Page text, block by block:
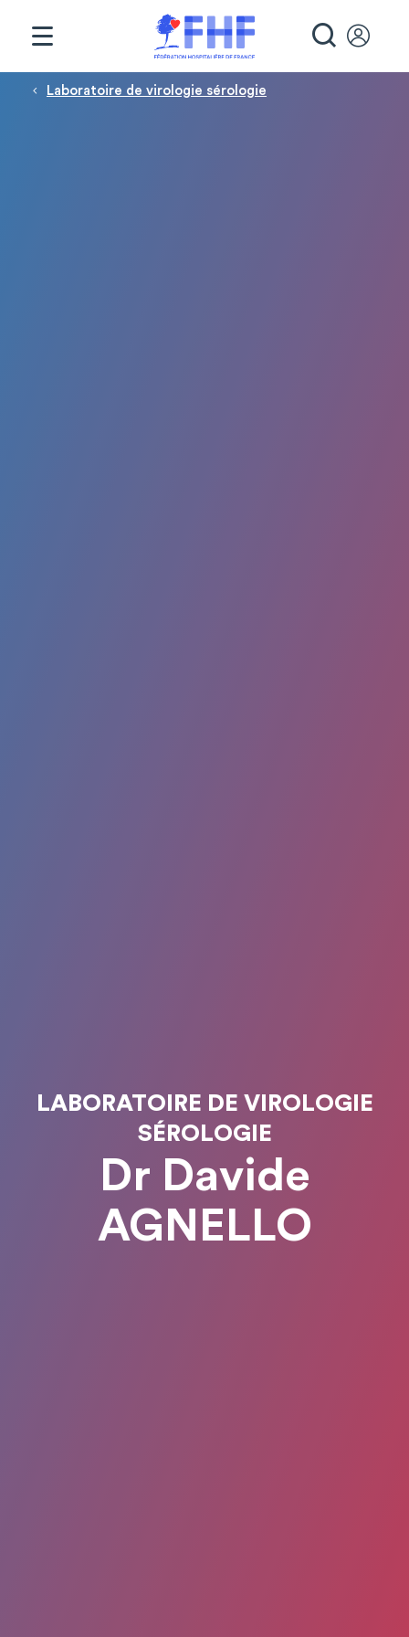
Fil d'Ariane
Laboratoire de virologie sérologie
LABORATOIRE DE VIROLOGIE
SÉROLOGIE
Dr Davide
AGNELLO
Panneau de gestion des cookies